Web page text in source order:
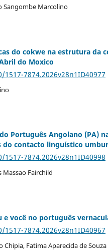
Sangombe Marcolino
do cokwe na estrutura da
do Moxico
7874.2026v28n1ID40977
Português Angolano (PA)
do contacto linguístico
7874.2026v28n1ID40998
Massao Fairchild
você no português
7874.2026v28n1ID40967
Chipia, Fatima Aparecida de Souza